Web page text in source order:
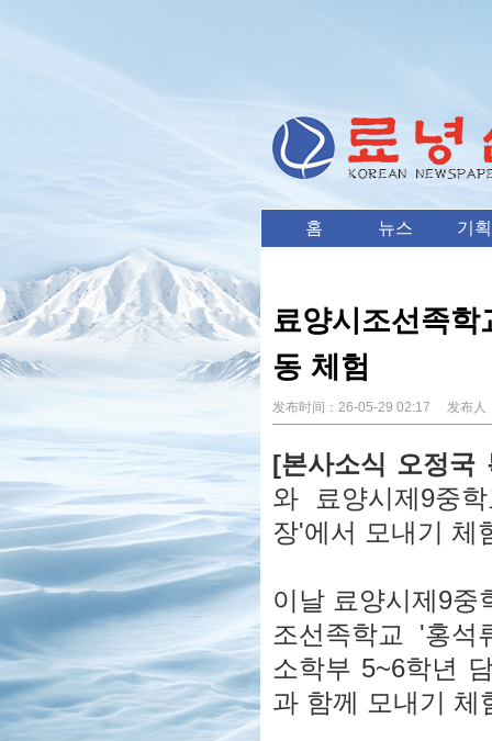
홈 뉴스 기획
료양시조선족학
동 체험
发布时间： 26-05-29 02:17 发布人
[본사소식 오정국
와 료양시제9중
장'에서 모내기 체
이날 료양시제9
조선족학교 '홍석
소학부 5~6학년
과 함께 모내기 체